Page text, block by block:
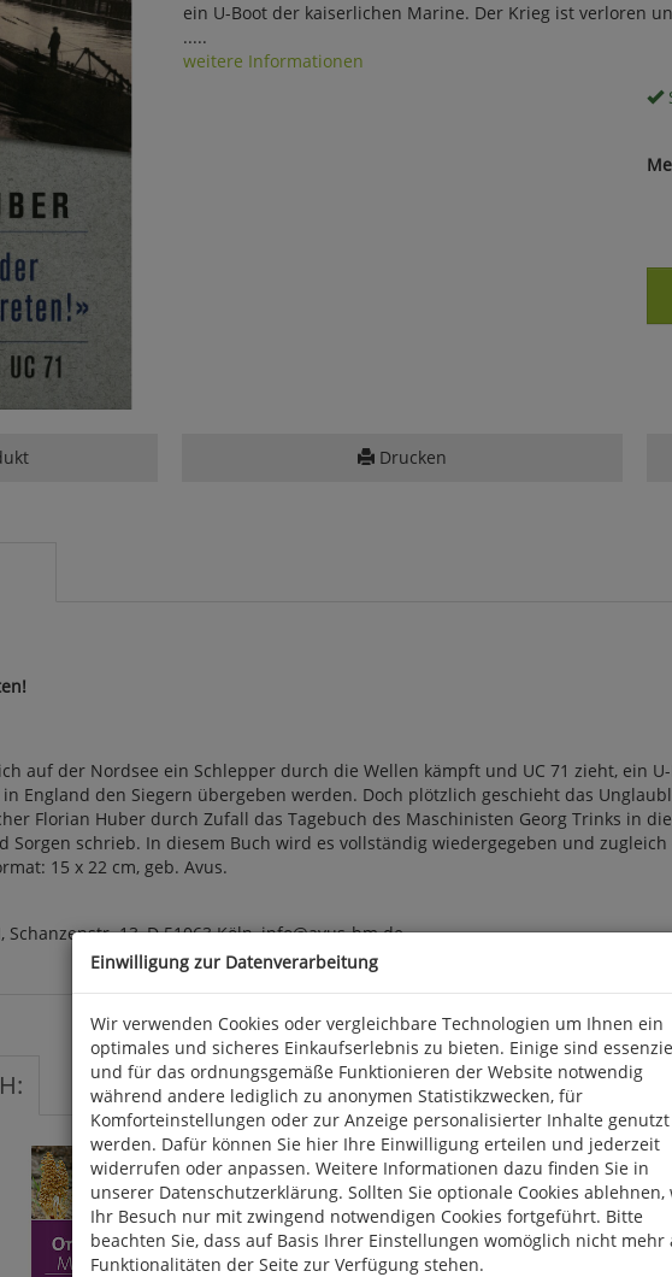
ein U-Boot der kaiserlichen Marine. Der Krieg ist verloren
.....
weitere Informationen
Drucken
auf der Nordsee ein Schlepper durch die Wellen kämpft und UC 71 zieht, ein
England den Siegern übergeben werden. Doch plötzlich geschieht das
Florian Huber durch Zufall das Tagebuch des Maschinisten Georg Trinks in
Sorgen schrieb. In diesem Buch wird es vollständig wiedergegeben und
15 x 22 cm, geb. Avus.
13, D 51063 Köln, info@avus-bm.de
Einwilligung zur Datenverarbeitung
Wir verwenden Cookies oder vergleichbare Technologien um Ihnen ein
optimales und sicheres Einkaufserlebnis zu bieten. Einige sind
und für das ordnungsgemäße Funktionieren der Website notwendig
während andere lediglich zu anonymen Statistikzwecken, für
Komforteinstellungen oder zur Anzeige personalisierter Inhalte genutzt
werden. Dafür können Sie hier Ihre Einwilligung erteilen und jederzeit
widerrufen oder anpassen. Weitere Informationen dazu finden Sie in
unserer Datenschutzerklärung. Sollten Sie optionale Cookies ablehnen,
Ihr Besuch nur mit zwingend notwendigen Cookies fortgeführt. Bitte
beachten Sie, dass auf Basis Ihrer Einstellungen womöglich nicht mehr
Funktionalitäten der Seite zur Verfügung stehen.